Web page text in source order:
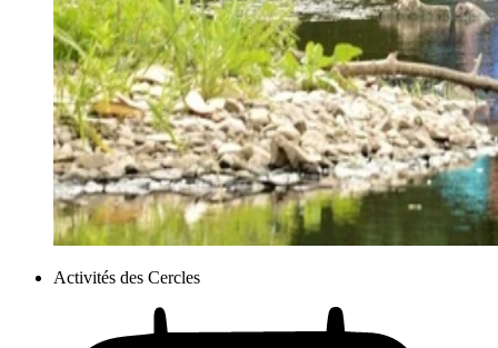
Activités des Cercles